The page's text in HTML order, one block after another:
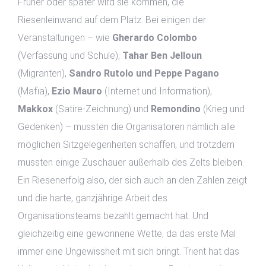
Riesenleinwand auf dem Platz. Bei einigen der
Veranstaltungen – wie Gherardo Colombo
(Verfassung und Schule), Tahar Ben Jelloun
(Migranten), Sandro Rutolo und Peppe Pagano
(Mafia), Ezio Mauro (Internet und Information),
Makkox (Satire-Zeichnung) und Remondino (Krieg und
Gedenken) – mussten die Organisatoren nämlich alle
möglichen Sitzgelegenheiten schaffen, und trotzdem
mussten einige Zuschauer außerhalb des Zelts bleiben.
Ein Riesenerfolg also, der sich auch an den Zahlen zeigt
und die harte, ganzjährige Arbeit des
Organisationsteams bezahlt gemacht hat. Und
gleichzeitig eine gewonnene Wette, da das erste Mal
immer eine Ungewissheit mit sich bringt. Trient hat das